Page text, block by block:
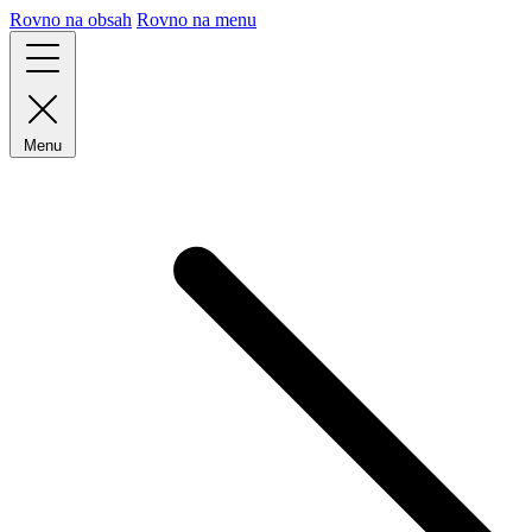
Rovno na obsah Rovno na menu
Menu